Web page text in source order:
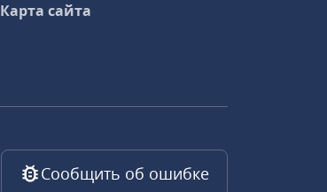
Карта сайта
Сообщить об ошибке